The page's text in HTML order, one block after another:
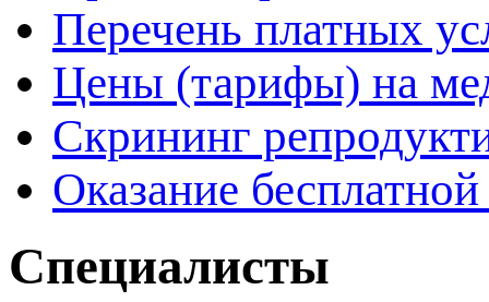
Перечень платных
Цены (тарифы) на
Скрининг
Оказание
Специалисты